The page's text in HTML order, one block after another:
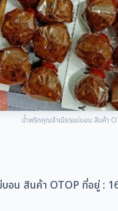
น้ำพริกคุณจำเนียรแม่บอน สินค้า
น สินค้า OTOP ที่อยู่ :